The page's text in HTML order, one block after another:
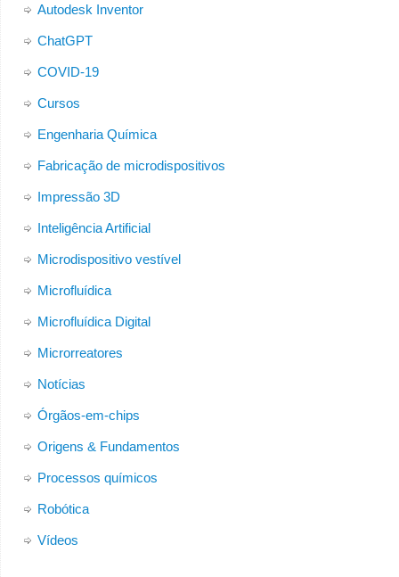
Autodesk Inventor
ChatGPT
COVID-19
Cursos
Engenharia Química
Fabricação de microdispositivos
Impressão 3D
Inteligência Artificial
Microdispositivo vestível
Microfluídica
Microfluídica Digital
Microrreatores
Notícias
Órgãos-em-chips
Origens & Fundamentos
Processos químicos
Robótica
Vídeos